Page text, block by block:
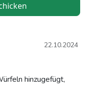
22.10.2024
hinzugefügt,